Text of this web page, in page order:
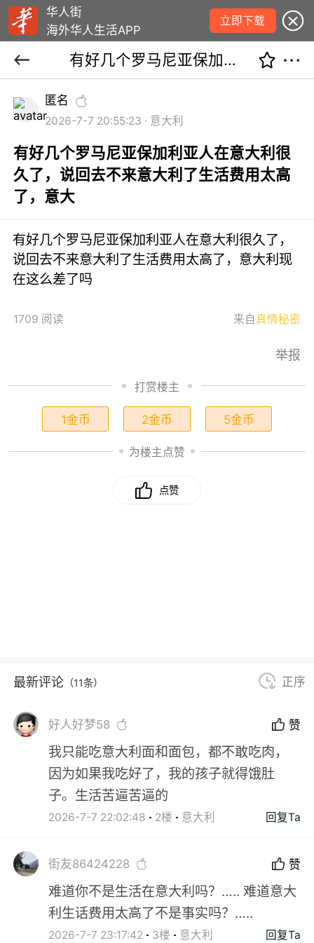
华人街
海外华人生活APP
立即下载
有好几个罗马尼亚保加利亚人在意大利很久了，说回去不来意大利了生活费用太高了，意大
匿名
2026-7-7 20:55:23 · 意大利
有好几个罗马尼亚保加利亚人在意大利很
久了，说回去不来意大利了生活费用太高
了，意大
有好几个罗马尼亚保加利亚人在意大利很久了，
说回去不来意大利了生活费用太高了，意大利现
在这么差了吗
1709 阅读 来自真情秘密
举报
打赏楼主
1金币 2金币 5金币
为楼主点赞
点赞
最新评论 （11条） 正序
好人好梦58 赞
我只能吃意大利面和面包，都不敢吃肉，
因为如果我吃好了，我的孩子就得饿肚
子。生活苦逼苦逼的
2026-7-7 22:02:48 2楼 意大利 回复Ta
街友86424228 赞
难道你不是生活在意大利吗？….. 难道意大
利生话费用太高了不是事实吗？…..
2026-7-7 23:17:42 3楼 意大利 回复Ta